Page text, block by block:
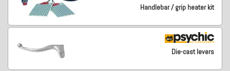
Handlebar / grip heater kit
Die-cast levers